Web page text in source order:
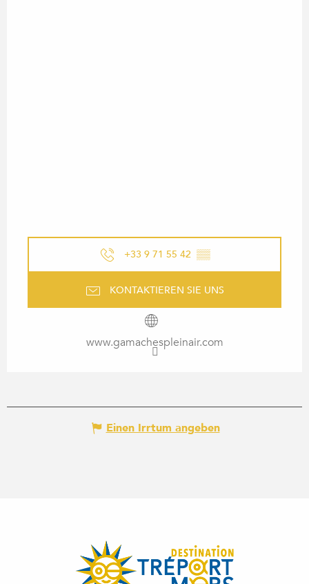
+33 9 71 55 42 ▒▒
KONTAKTIEREN SIE UNS
www.gamachespleinair.com
Einen Irrtum angeben